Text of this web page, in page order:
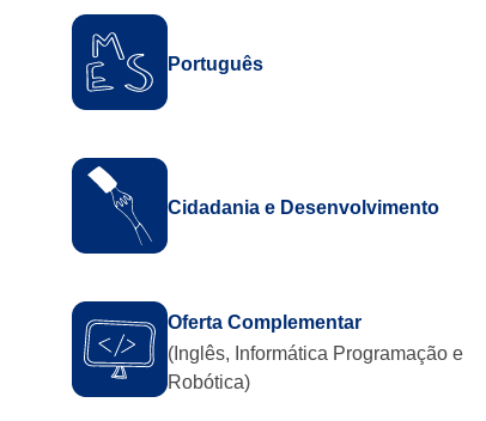
Português
Cidadania e Desenvolvimento
Oferta Complementar
(Inglês, Informática Programação e
Robótica)